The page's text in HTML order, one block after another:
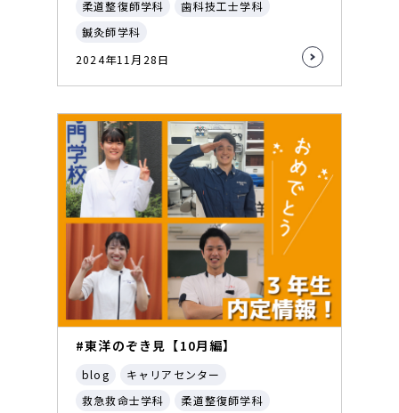
柔道整復師学科
歯科技工士学科
鍼灸師学科
2024年11月28日
#東洋のぞき見【10月編】
blog
キャリアセンター
救急救命士学科
柔道整復師学科